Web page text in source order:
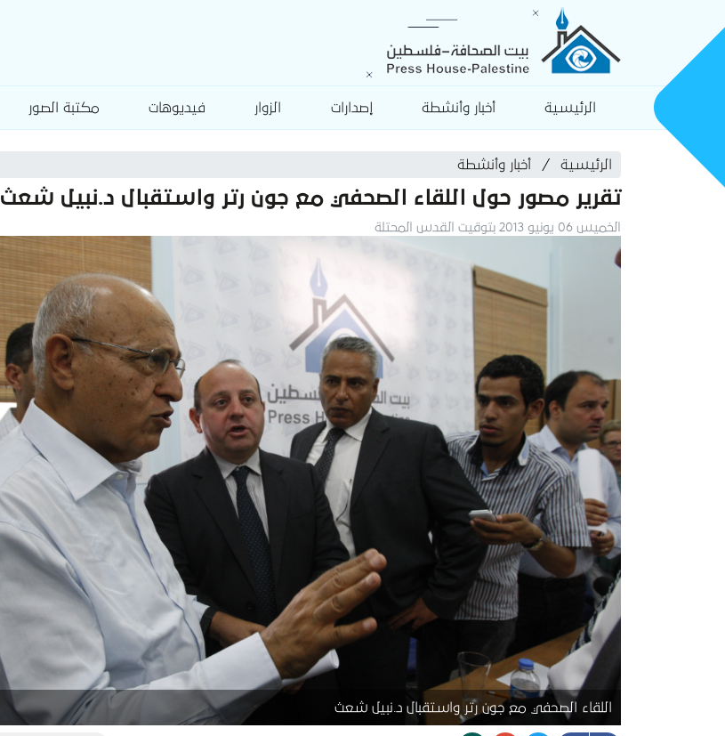
الرئيسية أخبار وأنشطة إصدارات الزوار فيديوهات مكتبة الصور
الرئيسية أخبار وأنشطة
تقرير مصور حول اللقاء الصحفي مع جون رتر واستقبال د.نبيل شعث
الخميس 06 يونيو 2013 بتوقيت القدس المحتلة
اللقاء الصحفي مع جون رتر واستقبال د.نبيل شعث